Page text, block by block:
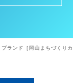
ランド［岡山まちづくり